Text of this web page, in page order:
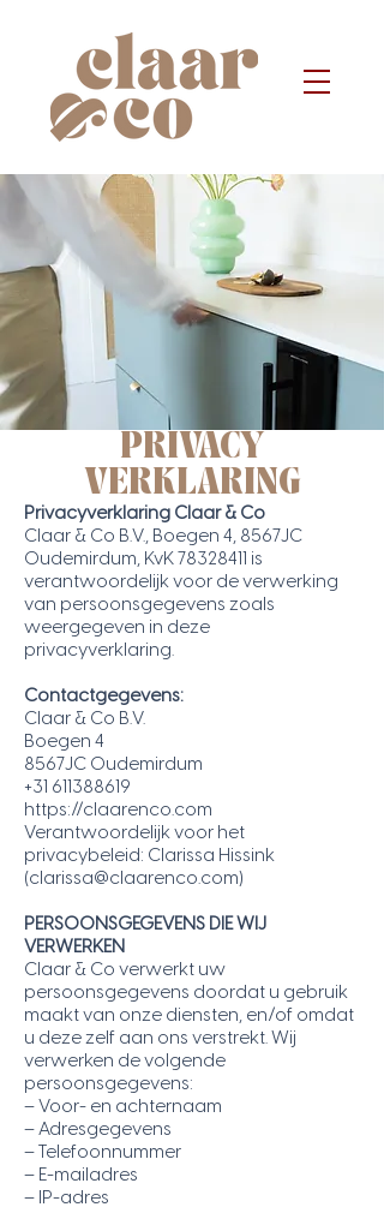
PRIVACY
VERKLARING
Privacyverklaring Claar & Co
Claar & Co B.V., Boegen 4, 8567JC
Oudemirdum, KvK78328411 is
verantwoordelijk voor de verwerking
van persoonsgegevens zoals
weergegeven in deze
privacyverklaring.
Contactgegevens:
Claar & Co B.V.
Boegen 4
8567JC Oudemirdum
+31 611388619
https://claarenco.com
Verantwoordelijk voor het
privacybeleid: Clarissa Hissink
(clarissa@claarenco.com)
PERSOONSGEGEVENS DIE WIJ
VERWERKEN
Claar & Co verwerkt uw
persoonsgegevens doordat u gebruik
maakt van onze diensten, en/of omdat
u deze zelf aan ons verstrekt. Wij
verwerken de volgende
persoonsgegevens:
– Voor- en achternaam
– Adresgegevens
– Telefoonnummer
– E-mailadres
– IP-adres